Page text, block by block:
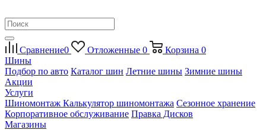
Сравнение0 Отложенные 0 Корзина 0
Шины
Подбор по авто Каталог шин Летние шины Зимние шины
Акции
Услуги
Шиномонтаж Калькулятор шиномонтажа Сезонное хранение
Корпоративное обслуживание Правка Дисков
Магазины